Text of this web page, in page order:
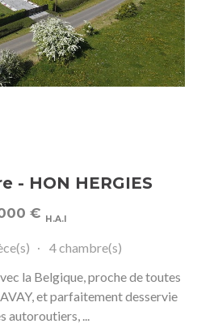
- HON HERGIES
€ H.A.I
4 chambre(s)
la Belgique, proche de toutes
et parfaitement desservie
autoroutiers, ...